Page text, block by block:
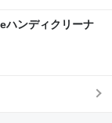
ハンディクリーナ